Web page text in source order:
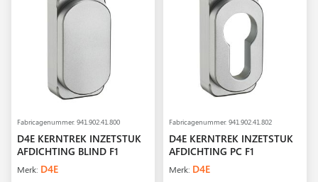
Fabricagenummer. 941.902.41.800
D4E KERNTREK INZETSTUK
AFDICHTING BLIND F1
Merk: D4E
Fabricagenummer. 941.902.41.802
D4E KERNTREK INZETSTUK
AFDICHTING PC F1
Merk: D4E